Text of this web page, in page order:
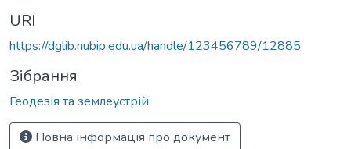
URI
https://dglib.nubip.edu.ua/handle/123456789/12885
Зібрання
Геодезія та землеустрій
Повна інформація про документ